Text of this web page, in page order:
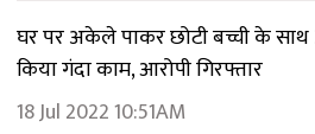
घर पर अकेले पाकर छोटी बच्ची के
किया गंदा काम, आरोपी गिरफ्तार
18 Jul 202210:51AM